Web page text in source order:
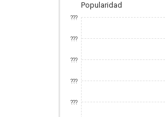
Popularidad
???
???
???
???
???